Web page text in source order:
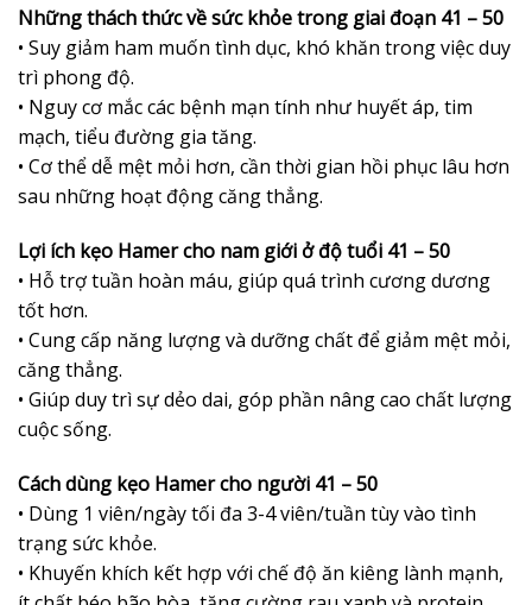
Những thách thức về sức khỏe trong giai đoạn 41 – 50
• Suy giảm ham muốn tình dục, khó khăn trong việc duy
trì phong độ.
• Nguy cơ mắc các bệnh mạn tính như huyết áp, tim
mạch, tiểu đường gia tăng.
• Cơ thể dễ mệt mỏi hơn, cần thời gian hồi phục lâu hơn
sau những hoạt động căng thẳng.
Lợi ích kẹo Hamer cho nam giới ở độ tuổi 41 – 50
• Hỗ trợ tuần hoàn máu, giúp quá trình cương dương
tốt hơn.
• Cung cấp năng lượng và dưỡng chất để giảm mệt mỏi,
căng thẳng.
• Giúp duy trì sự dẻo dai, góp phần nâng cao chất lượng
cuộc sống.
Cách dùng kẹo Hamer cho người 41 – 50
• Dùng 1 viên/ngày tối đa 3-4 viên/tuần tùy vào tình
trạng sức khỏe.
• Khuyến khích kết hợp với chế độ ăn kiêng lành mạnh,